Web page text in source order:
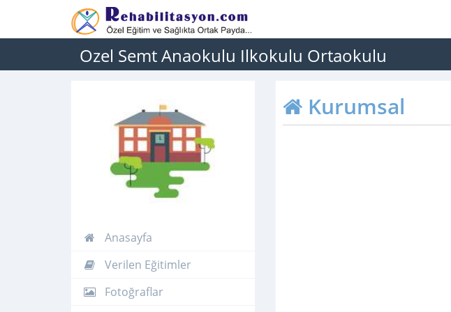
Ozel Semt Anaokulu Ilkokulu Ortaokulu
Anasayfa
Verilen Eğitimler
Fotoğraflar
Kurumsal